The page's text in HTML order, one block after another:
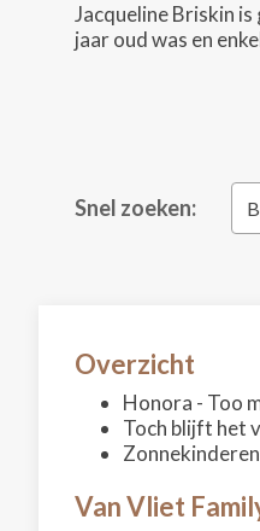
Jacqueline Briskin
jaar oud was en
Snel zoeken:
Overzicht
Honora - Too
Toch blijft het
Van Vliet